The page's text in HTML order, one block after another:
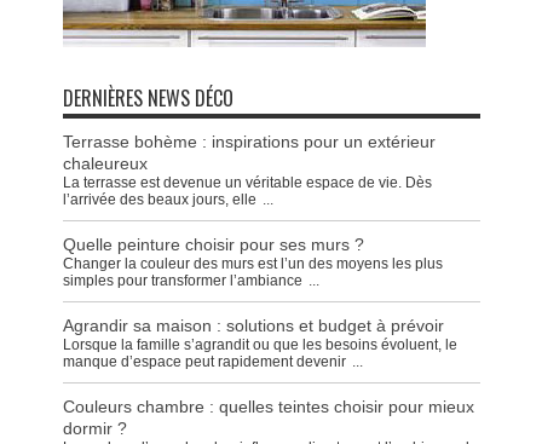
DERNIÈRES NEWS DÉCO
Terrasse bohème : inspirations pour un extérieur
chaleureux
La terrasse est devenue un véritable espace de vie. Dès
l’arrivée des beaux jours, elle ...
Quelle peinture choisir pour ses murs ?
Changer la couleur des murs est l’un des moyens les plus
simples pour transformer l’ambiance ...
Agrandir sa maison : solutions et budget à prévoir
Lorsque la famille s’agrandit ou que les besoins évoluent, le
manque d’espace peut rapidement devenir ...
Couleurs chambre : quelles teintes choisir pour mieux
dormir ?